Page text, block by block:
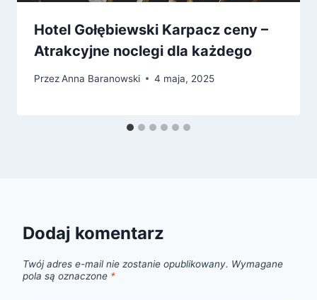
Hotel Gołębiewski Karpacz ceny –
Atrakcyjne noclegi dla każdego
PrzezAnna Baranowski 4 maja, 2025
Dodaj komentarz
Twój adres e-mail nie zostanie opublikowany. Wymagane
pola są oznaczone *